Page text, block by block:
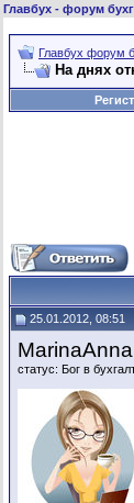
Главбух - форум
Главбух форум
На днях
25.01.2012, 08:51
MarinaAnna
статус: Бог в